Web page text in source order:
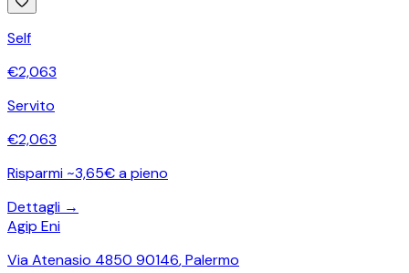
Self
€2,063
Servito
€2,063
Risparmi ~3,65€ a pieno
Dettagli →
Agip Eni
Via Atenasio 4850 90146,Palermo